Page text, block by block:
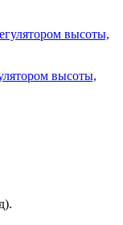
высоты,